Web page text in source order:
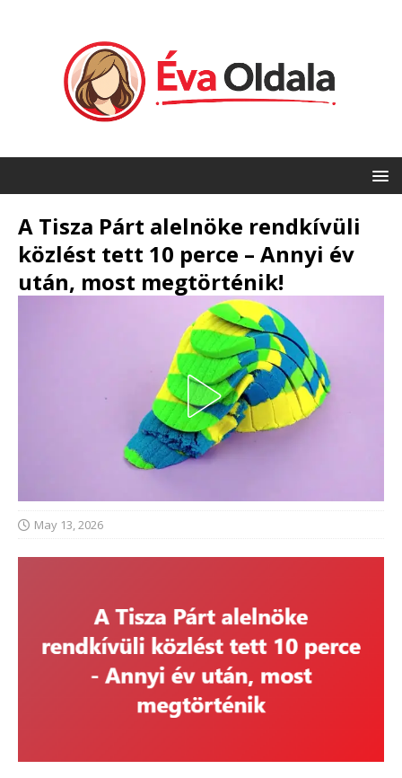
A Tisza Párt alelnöke rendkívüli
közlést tett 10 perce – Annyi év
után, most megtörténik!
May 13, 2026